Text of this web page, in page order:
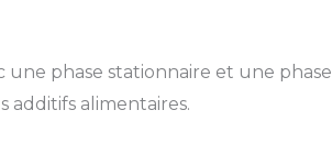
une phase stationnaire et une phase
additifs alimentaires.